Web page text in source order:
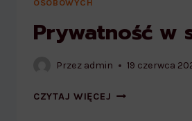
OSOBOWYCH
Prywatność w
Przez admin 19 czerwca
CZYTAJ WIĘCEJ PRYWATNOŚĆ